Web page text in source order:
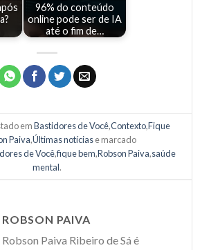
96% do conteúdo
online pode ser de IA
até o fim de…
emBastidores de Você,Contexto,Fique
Paiva,Últimas notíciase marcado
de Você,fique bem,Robson Paiva,saúde
mental.
ROBSON PAIVA
Robson Paiva Ribeiro de Sá é